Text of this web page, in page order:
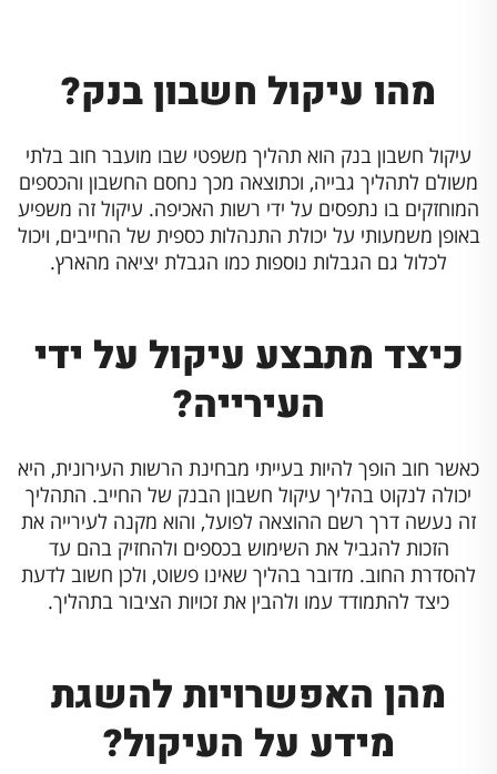
מהו עיקול חשבון בנק?
עיקול חשבון בנק הוא תהליך משפטי שבו מועבר חוב בלתי
משולם לתהליך גבייה, וכתוצאה מכך נחסם החשבון והכספים
המוחזקים בו נתפסים על ידי רשות האכיפה. עיקול זה משפיע
באופן משמעותי על יכולת התנהלות כספית של החייבים, ויכול
לכלול גם הגבלות נוספות כמו הגבלת יציאה מהארץ.
כיצד מתבצע עיקול על ידי
העירייה?
כאשר חוב הופך להיות בעייתי מבחינת הרשות העירונית, היא
יכולה לנקוט בהליך עיקול חשבון הבנק של החייב. התהליך
זה נעשה דרך רשם ההוצאה לפועל, והוא מקנה לעירייה את
הזכות להגביל את השימוש בכספים ולהחזיק בהם עד
להסדרת החוב. מדובר בהליך שאינו פשוט, ולכן חשוב לדעת
כיצד להתמודד עמו ולהבין את זכויות הציבור בתהליך.
מהן האפשרויות להשגת
מידע על העיקול?